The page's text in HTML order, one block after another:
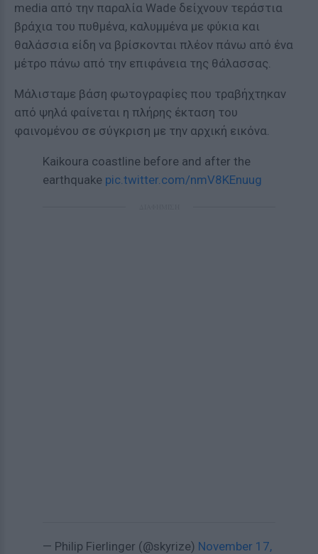
media από την παραλία Wade δείχνουν τεράστια
βράχια του πυθμένα, καλυμμένα με φύκια και
θαλάσσια είδη να βρίσκονται πλέον πάνω από ένα
μέτρο πάνω από την επιφάνεια της θάλασσας.
Μάλισταμε βάση φωτογραφίες που τραβήχτηκαν
από ψηλά φαίνεται η πλήρης έκταση του
φαινομένου σε σύγκριση με την αρχική εικόνα.
Kaikoura coastline before and after the
earthquake pic.twitter.com/nmV8KEnuug
— Philip Fierlinger (@skyrize) November 17,